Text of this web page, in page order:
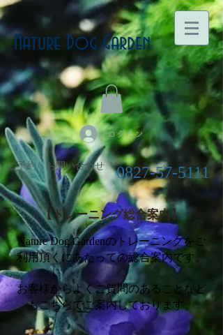
Nature Dog Garden
ログイン
0827-57-5111
ご予約・お問い合わせ
【トレーニング総合案内】
Nature Dog Gardenのトレーニングをご
利用頂くにあたっての総合案内です。
お客様からよくご質問のあることなど
もこちらでご案内しております。